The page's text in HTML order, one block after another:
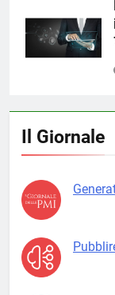
Il Giornale